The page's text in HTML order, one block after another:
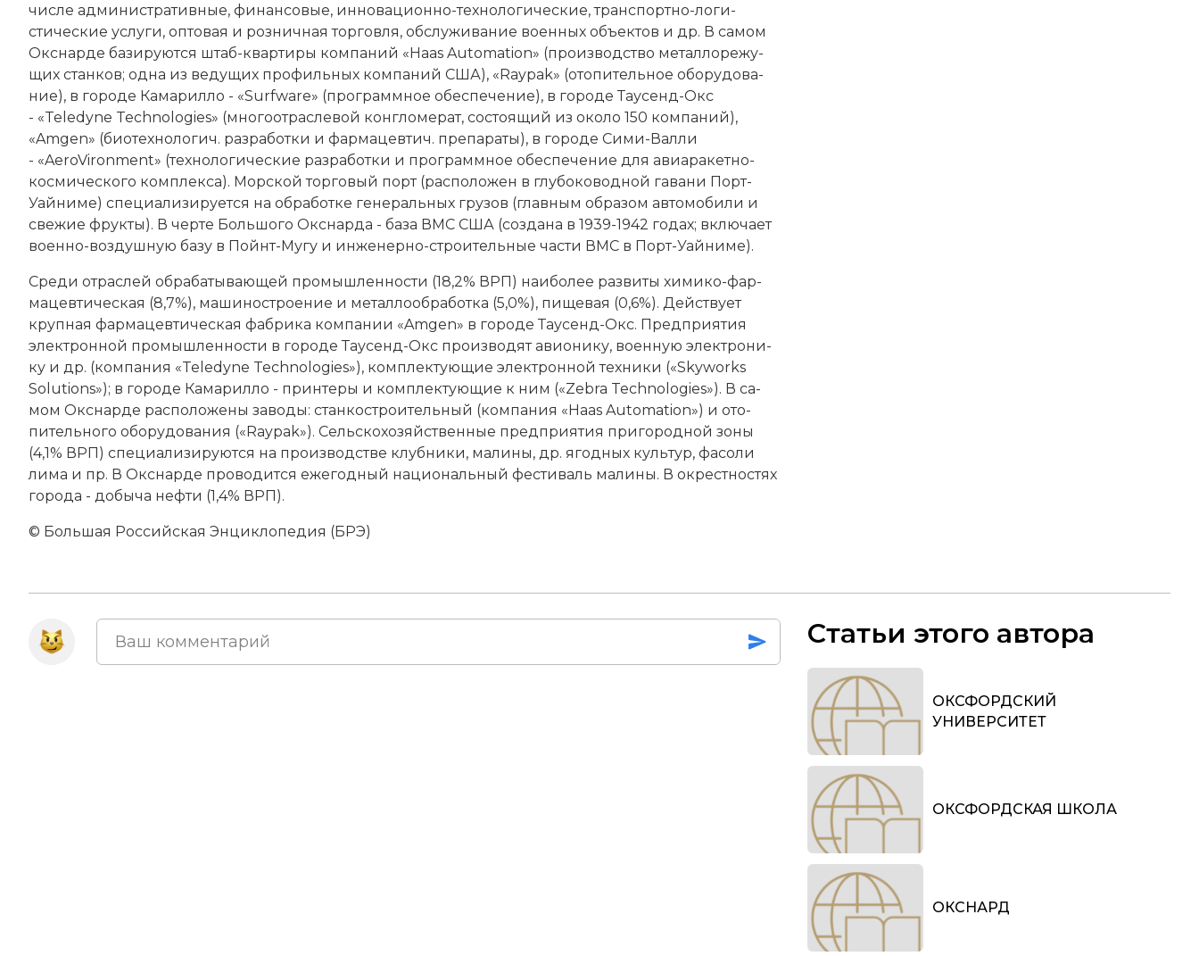
числе административные, фи­нан­со­вые, ин­но­ва­ци­он­но-тех­но­ло­гические, транс­порт­но-ло­ги­
стические ус­лу­ги, оп­то­вая и роз­нич­ная тор­гов­ля, об­слу­жи­ва­ние во­енных объ­ек­тов и др. В са­мом
Окснарде ба­зи­ру­ют­ся штаб-квар­ти­ры ком­па­ний «Haas Automation» (про­изводство ме­тал­ло­ре­жу­
щих стан­ков; од­на из ве­ду­щих про­филь­ных ком­па­ний США), «Raypak» (ото­пи­тель­ное обо­ру­до­ва­
ние), в городе Ка­ма­рил­ло - «Surfware» (про­грамм­ное обес­пе­че­ние), в городе Тау­сенд-Окс
- «Teledyne Technologies» (мно­го­от­рас­ле­вой конг­ло­ме­рат, со­стоя­щий из около 150 ком­па­ний),
«Amgen» (био­тех­но­ло­гич. раз­ра­бот­ки и фар­ма­цев­тич. пре­па­ра­ты), в городе Си­ми-Вал­ли
- «AeroVironment» (тех­но­ло­гические раз­ра­бот­ки и про­грамм­ное обес­пе­че­ние для авиа­ра­кет­но-
кос­мического ком­плек­са). Морской тор­го­вый порт (рас­по­ло­жен в глу­бо­ко­вод­ной га­ва­ни Порт-
Уай­ни­ме) спе­циа­ли­зи­ру­ет­ся на об­ра­бот­ке ге­не­раль­ных гру­зов (главным образом ав­то­мо­би­ли и
све­жие фрук­ты). В чер­те Боль­шо­го Окс­нарда - ба­за ВМС США (создана в 1939-1942 годах; вклю­ча­ет
во­енно-воздушную ба­зу в Пойнт-Му­гу и инженерно-стро­ительные час­ти ВМС в Порт-Уай­ни­ме).
Сре­ди от­рас­лей об­ра­ба­ты­ваю­щей промышленности (18,2% ВРП) наи­бо­лее раз­ви­ты хи­ми­ко-фар­
ма­цев­тическая (8,7%), ма­ши­но­строе­ние и ме­тал­ло­об­ра­бот­ка (5,0%), пи­ще­вая (0,6%). Дей­ст­ву­ет
круп­ная фар­ма­цев­тическая фаб­ри­ка ком­па­нии «Amgen» в городе Тау­сенд-Окс. Пред­при­ятия
элек­трон­ной промышленности в городе Тау­сенд-Окс про­из­во­дят авио­ни­ку, во­енную элек­тро­ни­
ку и др. (ком­па­ния «Teledyne Technologies»), ком­плек­тую­щие элек­трон­ной тех­ни­ки («Sky­works
Solutions»); в городе Ка­ма­рил­ло - прин­те­ры и ком­плек­тую­щие к ним («Ze­bra Technologies»). В са­
мом Окснарде рас­по­ло­же­ны за­во­ды: стан­ко­стро­ительный (ком­па­ния «Ha­as Automation») и ото­
пительного обо­ру­до­ва­ния («Raypak»). Сельскохозяйственные пред­при­ятия при­го­род­ной зо­ны
(4,1% ВРП) спе­циа­ли­зи­ру­ют­ся на про­изводстве клуб­ни­ки, ма­ли­ны, др. ягод­ных куль­тур, фа­со­ли
ли­ма и пр. В Окснарде про­во­дит­ся еже­год­ный национальный фес­ти­валь ма­ли­ны. В ок­ре­ст­но­стях
го­ро­да - до­бы­ча неф­ти (1,4% ВРП).
© Большая Российская Энциклопедия (БРЭ)
Статьи этого автора
ОКСФОРДСКИЙ
УНИВЕРСИТЕТ
ОКСФОРДСКАЯ ШКОЛА
ОКСНАРД